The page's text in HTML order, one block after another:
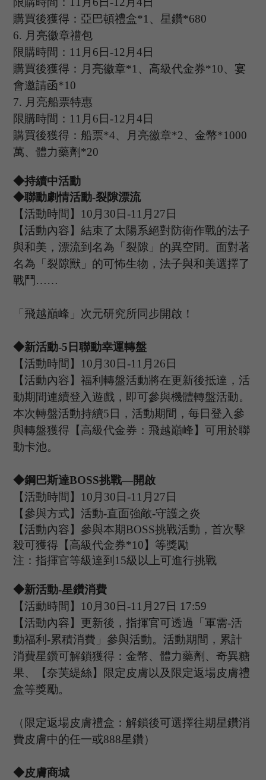
購買後獲得：亞巴頓禮盒*1、星鑽*680
6. 月亮徽章禮包
限購時間： 11 月 6日-12 月4日
購買後獲得：月亮徽章*1、高級代金券*10、宴
會邀請函*10
7. 月亮船票特惠
限購時間： 11 月 6日-12 月4日
購買後獲得：船票*4、月亮徽章*2、金幣*1000
萬、體力藥劑*20
◆持續中活動
◆聯動劇情活動-裂隙漂流
【活動時間】 10 月 30日-11 月 27日
【活動內容】結束了太陽系絕對防衛作戰的法子
與和美，漂流到名為「裂隙」的異空間。面對著
名為「裂隙獸」的可怖生物，法子與和美選擇了
戰鬥 ……
「飛越巔峰」次元研究所同步開啟！
◆新活動-5 日聯動幸運轉盤
【活動時間】 10 月 30日-11 月 26日
【活動內容】福利轉盤活動將在更新後抵達，活
動期間連續登入遊戲，即可參與機體轉盤活動。
本次轉盤活動持續5日，活動期間，每日登入參
與轉盤獲得【高級代金券： 飛越巔峰】可用於聯
動卡池。
◆鋼巴斯達BOSS挑戰—開啟
【活動時間】 10 月 30日-11 月 27日
【參與方式】 活動-直面強敵-守護之炎
【活動內容】參與本期BOSS挑戰活動，首次擊
殺可獲得【高級代金券*10】等獎勵
注：指揮官等級達到 15級以上可進行挑戰
◆新活動-星鑽消費
【活動時間】 10 月 30日-11 月 27日 17:59
【活動內容】更新後，指揮官可透過「軍需-活
動福利-累積消費」參與活動。活動期間，累計
消費星鑽可解鎖獲得：金幣、體力藥劑、奇異糖
果、【奈芙緹絲】限定 皮膚以及限定返場皮膚禮
盒等獎勵。
（限定返場皮膚禮盒：解鎖後可選擇往期星鑽消
費皮膚中的任一或888星鑽）
◆皮膚商城